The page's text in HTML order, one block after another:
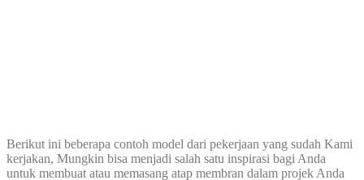
Berikut ini beberapa contoh model dari pekerjaan yang sudah Kami
kerjakan, Mungkin bisa menjadi salah satu inspirasi bagi Anda
untuk membuat atau memasang atap membran dalam projek Anda